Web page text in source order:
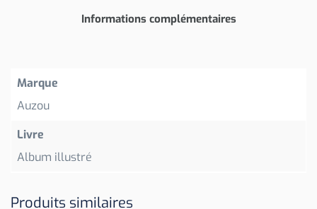
Informations complémentaires
Marque
Auzou
Livre
Album illustré
Produits similaires